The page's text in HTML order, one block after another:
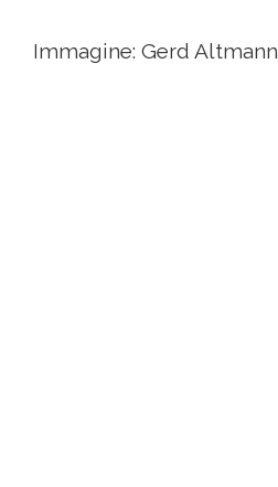
Immagine: Gerd Altmann